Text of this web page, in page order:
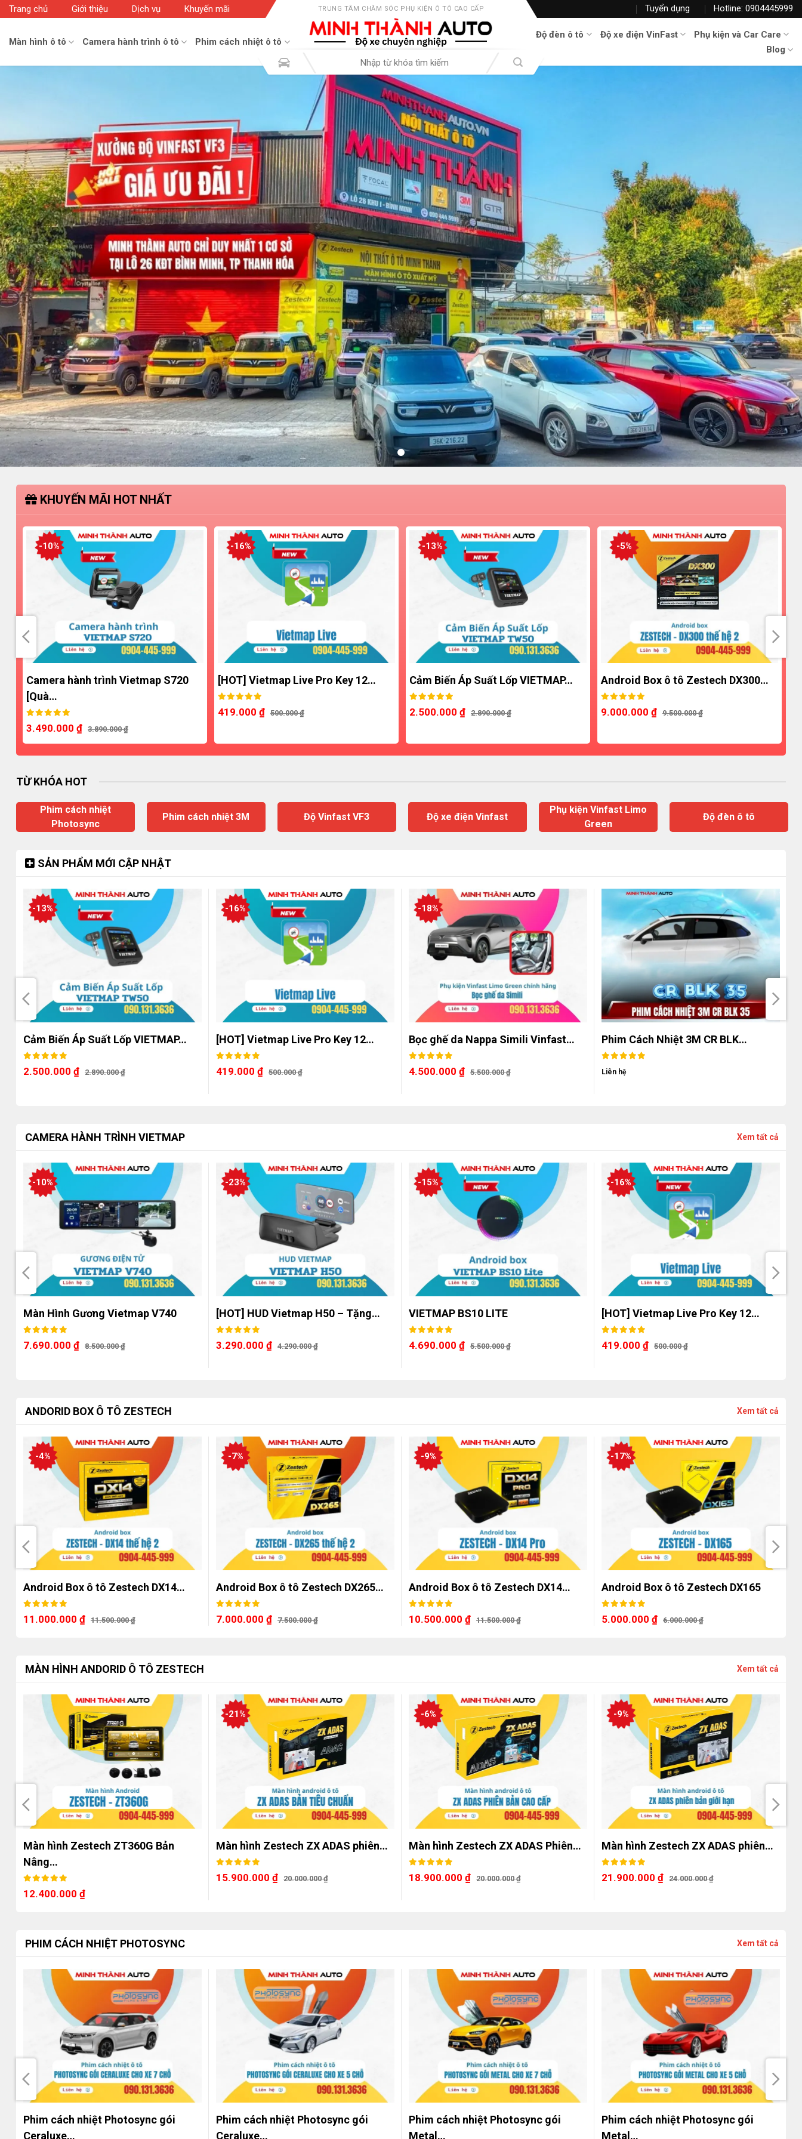
Skip
to
content
Trang chủ Giới thiệu Dịch vụ Khuyến mãi TRUNG TÂM CHĂM SÓC PHỤ KIỆN Ô TÔ CAO CẤP Tuyển dụng Hotline: 0904445999
Màn hình ô tô Camera hành trình ô tô Phim cách nhiệt ô tô
Độ đèn ô tô Độ xe điện VinFast
Phụ kiện và Car Care
Blog
KHUYẾN MÃI HOT NHẤT
-10%
Camera hành trình Vietmap S720
[Quà…
3.490.000₫ 3.890.000₫
-16%
[HOT] Vietmap Live Pro Key 12…
419.000₫ 500.000₫
-13%
Cảm Biến Áp Suất Lốp VIETMAP…
2.500.000₫ 2.890.000₫
-5%
Android Box ô tô Zestech DX300…
9.000.000₫ 9.500.000₫
TỪ KHÓA HOT
Phim cách nhiệt
Photosync
Phim cách nhiệt 3M Độ Vinfast VF3 Độ xe điện Vinfast
Phụ kiện Vinfast Limo
Green
Độ đèn ô tô
SẢN PHẨM MỚI CẬP NHẬT
-13%
Cảm Biến Áp Suất Lốp VIETMAP…
2.500.000 ₫ 2.890.000₫
-16%
[HOT] Vietmap Live Pro Key 12…
419.000 ₫ 500.000₫
-18%
Bọc ghế da Nappa Simili Vinfast…
4.500.000 ₫ 5.500.000₫
Phim Cách Nhiệt 3M CR BLK…
Liên hệ
CAMERA HÀNH TRÌNH VIETMAP Xem tất cả
-10%
Màn Hình Gương Vietmap V740
7.690.000 ₫ 8.500.000₫
-23%
[HOT] HUD Vietmap H50 – Tặng…
3.290.000 ₫ 4.290.000₫
-15%
VIETMAP BS10 LITE
4.690.000 ₫ 5.500.000₫
-16%
[HOT] Vietmap Live Pro Key 12…
419.000 ₫ 500.000₫
ANDORID BOX Ô TÔ ZESTECH Xem tất cả
-4%
Android Box ô tô Zestech DX14…
11.000.000 ₫ 11.500.000₫
-7%
Android Box ô tô Zestech DX265…
7.000.000 ₫ 7.500.000₫
-9%
Android Box ô tô Zestech DX14…
10.500.000 ₫ 11.500.000₫
-17%
Android Box ô tô Zestech DX165
5.000.000 ₫ 6.000.000₫
MÀN HÌNH ANDORID Ô TÔ ZESTECH Xem tất cả
Màn hình Zestech ZT360G Bản
Nâng…
12.400.000 ₫
-21%
Màn hình Zestech ZX ADAS phiên…
15.900.000 ₫ 20.000.000₫
-6%
Màn hình Zestech ZX ADAS Phiên…
18.900.000 ₫ 20.000.000₫
-9%
Màn hình Zestech ZX ADAS phiên…
21.900.000 ₫ 24.000.000₫
PHIM CÁCH NHIỆT PHOTOSYNC Xem tất cả
Phim cách nhiệt Photosync gói
Ceraluxe…
Phim cách nhiệt Photosync gói
Ceraluxe…
Phim cách nhiệt Photosync gói
Metal…
Phim cách nhiệt Photosync gói
Metal…